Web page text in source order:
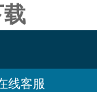
线客服